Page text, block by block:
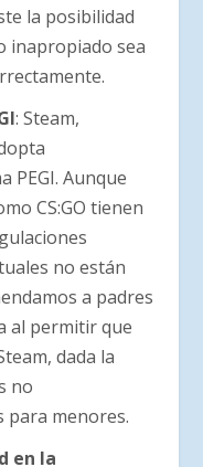
la posibilidad
inapropiado sea
: Steam,
PEGI. Aunque
CS:GO tienen
no están
a padres
al permitir que
dada la
no
para menores.
en la